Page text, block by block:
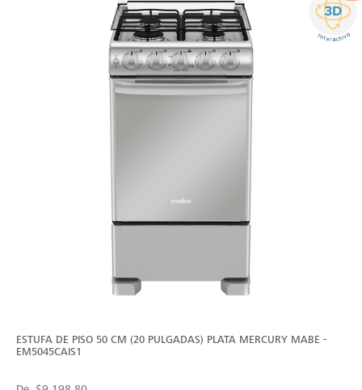
ESTUFA DE PISO 50 CM (20 PULGADAS) PLATA MERCURY MABE -
EM5045CAIS1